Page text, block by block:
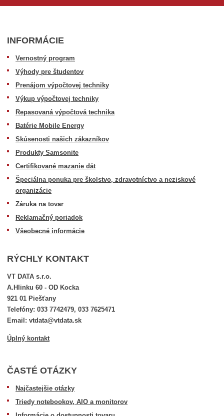
INFORMÁCIE
Vernostný program
Výhody pre študentov
Prenájom výpočtovej techniky
Výkup výpočtovej techniky
Repasovaná výpočtová technika
Batérie Mobile Energy
Skúsenosti našich zákazníkov
Produkty Samsonite
Certifikované mazanie dát
Špeciálna ponuka pre školstvo, zdravotníctvo a neziskové
organizácie
Záruka na tovar
Reklamačný poriadok
Všeobecné informácie
RÝCHLY KONTAKT
VT DATA s.r.o.
A.Hlinku 60 - OD Kocka
921 01 Piešťany
Telefóny: 033 7742479, 033 7625471
Email: vtdata@vtdata.sk
Úplný kontakt
ČASTÉ OTÁZKY
Najčastejšie otázky
Triedy notebookov, AIO a monitorov